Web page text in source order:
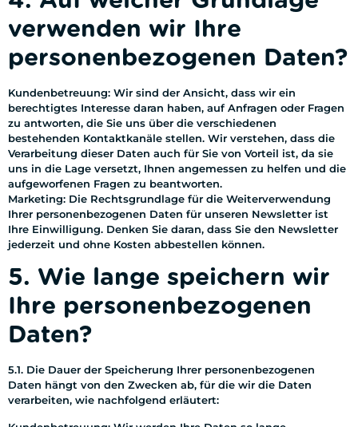
verwenden wir Ihre
personenbezogenen Daten?
Kundenbetreuung: Wir sind der Ansicht, dass wir ein
berechtigtes Interesse daran haben, auf Anfragen oder Fragen
zu antworten, die Sie uns über die verschiedenen
bestehenden Kontaktkanäle stellen. Wir verstehen, dass die
Verarbeitung dieser Daten auch für Sie von Vorteil ist, da sie
uns in die Lage versetzt, Ihnen angemessen zu helfen und die
aufgeworfenen Fragen zu beantworten.
Marketing: Die Rechtsgrundlage für die Weiterverwendung
Ihrer personenbezogenen Daten für unseren Newsletter ist
Ihre Einwilligung. Denken Sie daran, dass Sie den Newsletter
jederzeit und ohne Kosten abbestellen können.
5. Wie lange speichern wir
Ihre personenbezogenen
Daten?
5.1. Die Dauer der Speicherung Ihrer personenbezogenen
Daten hängt von den Zwecken ab, für die wir die Daten
verarbeiten, wie nachfolgend erläutert: